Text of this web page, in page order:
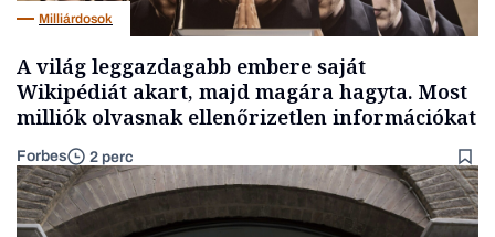
Milliárdosok
A világ leggazdagabb embere saját
Wikipédiát akart, majd magára hagyta. Most
milliók olvasnak ellenőrizetlen információkat
Forbes 2 perc